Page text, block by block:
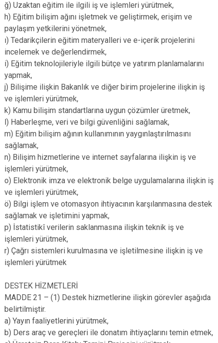
ğ) Uzaktan eğitim ile ilgili iş ve işlemleri yürütmek,
h) Eğitim bilişim ağını işletmek ve geliştirmek, erişim ve
paylaşım yetkilerini yönetmek,
ı) Tedarikçilerin eğitim materyalleri ve e-içerik projelerini
incelemek ve değerlendirmek,
i) Eğitim teknolojileriyle ilgili bütçe ve yatırım planlamalarını
yapmak,
j) Bilişime ilişkin Bakanlık ve diğer birim projelerine ilişkin iş
ve işlemleri yürütmek,
k) Kamu bilişim standartlarına uygun çözümler üretmek,
l) Haberleşme, veri ve bilgi güvenliğini sağlamak,
m) Eğitim bilişim ağının kullanımının yaygınlaştırılmasını
sağlamak,
n) Bilişim hizmetlerine ve internet sayfalarına ilişkin iş ve
işlemleri yürütmek,
o) Elektronik imza ve elektronik belge uygulamalarına ilişkin iş
ve işlemleri yürütmek,
ö) Bilgi işlem ve otomasyon ihtiyacının karşılanmasına destek
sağlamak ve işletimini yapmak,
p) İstatistikî verilerin saklanmasına ilişkin teknik iş ve
işlemleri yürütmek,
r) Çağrı sistemleri kurulmasına ve işletilmesine ilişkin iş ve
işlemleri yürütmek
DESTEK HİZMETLERİ
MADDE 21 – (1) Destek hizmetlerine ilişkin görevler aşağıda
belirtilmiştir.
a) Yayın faaliyetlerini yürütmek,
b) Ders araç ve gereçleri ile donatım ihtiyaçlarını temin etmek,